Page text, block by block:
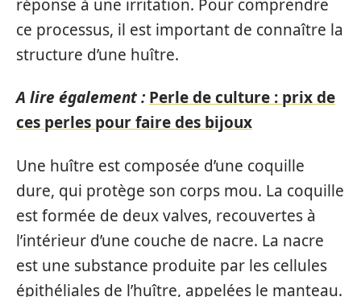
réponse à une irritation. Pour comprendre
ce processus, il est important de connaître la
structure d’une huître.
A lire également : Perle de culture : prix de
ces perles pour faire des bijoux
Une huître est composée d’une coquille
dure, qui protège son corps mou. La coquille
est formée de deux valves, recouvertes à
l’intérieur d’une couche de nacre. La nacre
est une substance produite par les cellules
épithéliales de l’huître, appelées le manteau.